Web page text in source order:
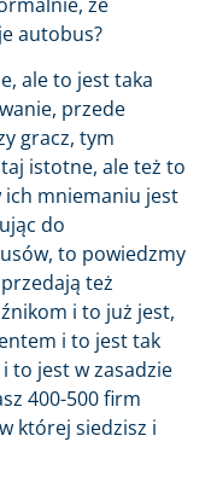
autobus?
ale to jest taka
przede
gracz, tym
istotne, ale też to
ich mniemaniu jest
do
to powiedzmy
też
i to już jest,
i to jest tak
to jest w zasadzie
400-500 firm
której siedzisz i